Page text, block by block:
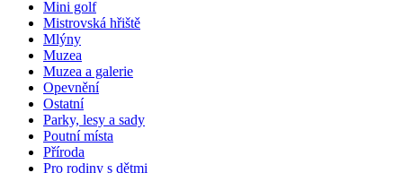
Mini golf
Mistrovská hřiště
Mlýny
Muzea
Muzea a galerie
Opevnění
Ostatní
Parky, lesy a sady
Poutní místa
Příroda
Pro rodiny s dětmi